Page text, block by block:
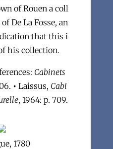
of Rouen a coll
De La Fosse, an
that this i
his collection.
Cabinets
• Laissus, Cabi
, 1964: p. 709.
1780